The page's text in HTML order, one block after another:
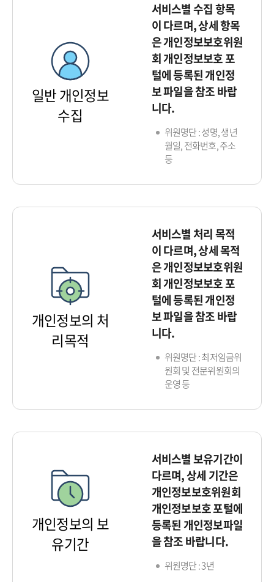
일반 개인정보
수집
서비스별 수집 항목
이 다르며, 상세 항목
은 개인정보보호위원
회 개인정보보호 포
털에 등록된 개인정
보 파일을 참조 바랍
니다.
위원명단 : 성명, 생년
월일, 전화번호, 주소
등
개인정보의 처
리목적
서비스별 처리 목적
이 다르며, 상세 목적
은 개인정보보호위원
회 개인정보보호 포
털에 등록된 개인정
보 파일을 참조 바랍
니다.
위원명단 : 최저임금위
원회 및 전문위원회의
운영 등
개인정보의 보
유기간
서비스별 보유기간이
다르며, 상세 기간은
개인정보보호위원회
개인정보보호 포털에
등록된 개인정보파일
을 참조 바랍니다.
위원명단 : 3년